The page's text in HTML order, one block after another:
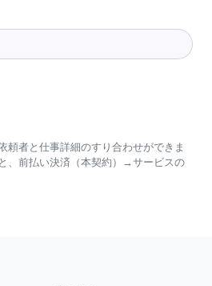
頼者と仕事詳細のすり合わせができま
、前払い決済（本契約）→サービスの